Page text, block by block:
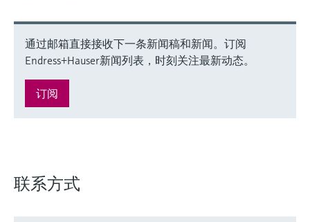
通过邮箱直接接收下一条新闻稿和新闻。订阅
Endress+Hauser新闻列表，时刻关注最新动态。
订阅
联系方式